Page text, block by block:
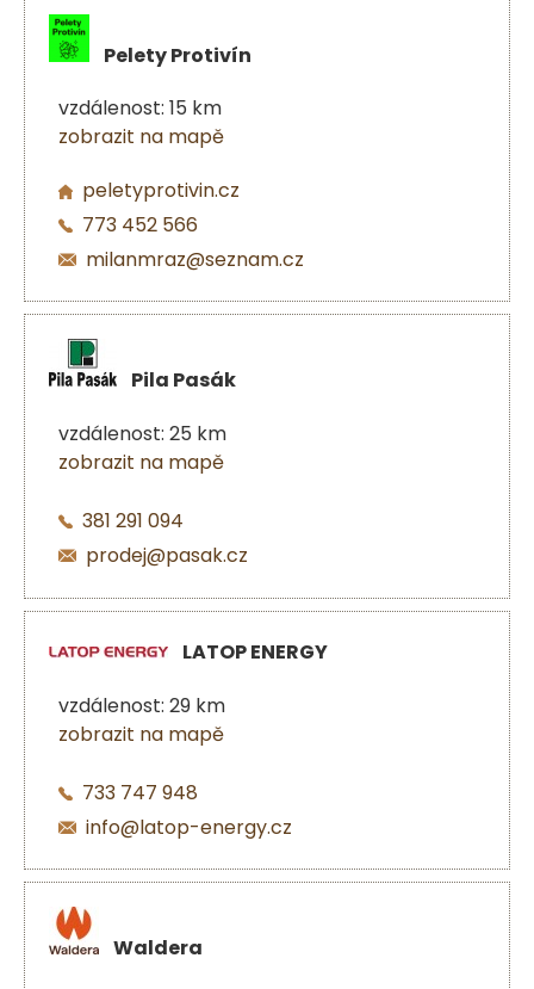
Pelety Protivín
vzdálenost: 15 km
zobrazit na mapě
peletyprotivin.cz
773 452 566
milanmraz@seznam.cz
Pila Pasák
vzdálenost: 25 km
zobrazit na mapě
381 291 094
prodej@pasak.cz
LATOP ENERGY
vzdálenost: 29 km
zobrazit na mapě
733 747 948
info@latop-energy.cz
Waldera